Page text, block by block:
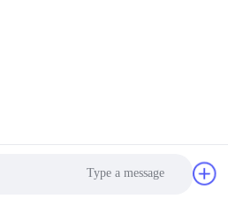
احصل على أفضل سعر